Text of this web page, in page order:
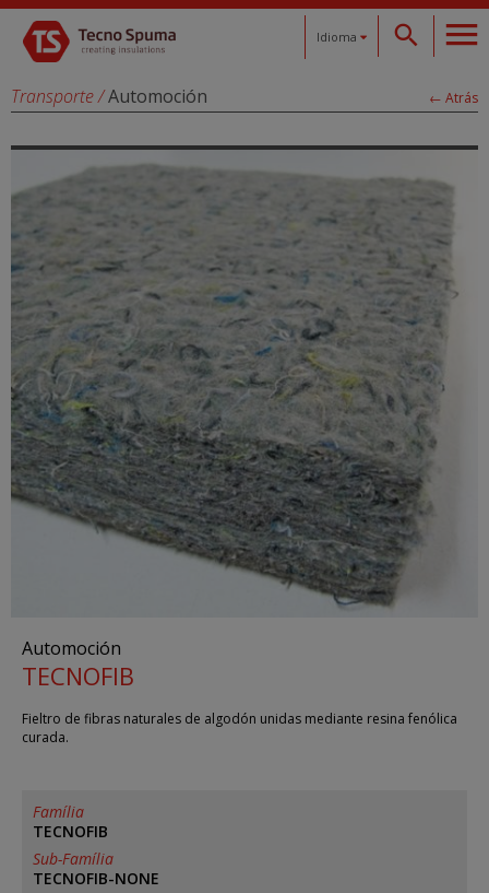
Idioma
Español
Català
Français
Deutsch
Transporte/Automoción ← Atrás
Automoción
TECNOFIB
Fieltro de fibras naturales de algodón unidas mediante resina fenólica
curada.
Família
TECNOFIB
Sub-Família
TECNOFIB-NONE